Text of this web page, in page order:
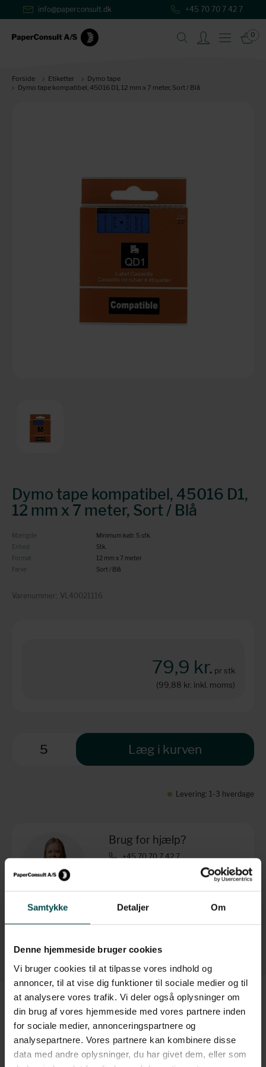
Samtykke Detaljer Om
Denne hjemmeside bruger cookies
Vi bruger cookies til at tilpasse vores indhold og
annoncer, til at vise dig funktioner til sociale medier og til
at analysere vores trafik. Vi deler også oplysninger om
din brug af vores hjemmeside med vores partnere inden
for sociale medier, annonceringspartnere og
analysepartnere. Vores partnere kan kombinere disse
data med andre oplysninger, du har givet dem, eller som
+45 70 70 7 42 7
info@paperconsult.dk
0
Forside Etiketter
Dymo tape
Dymo tape kompatibel, 45016 D1, 12 mm x 7 meter, Sort / Blå
Dymo tape kompatibel, 45016 D1,
12 mm x 7 meter, Sort / Blå
Mængde
Minimum køb: 5 stk.
Enhed
Stk.
Format
12 mm x 7 meter
Farve
Sort / Blå
Varenummer: VL40021116
79,9 kr. pr stk
(99,88 kr. inkl. moms)
Læg i kurven
Levering: 1-3 hverdage
Brug for hjælp?
+45 70 70 7 42 7
Mandag-torsdag: 8.00-16.00
Fredag: 8.00-15.30
Helt enkelt. Personligt
Fagligt nørderi
Beskrivelse
Vores Dymo tapes er selvklæbende og fås i mange forskellige